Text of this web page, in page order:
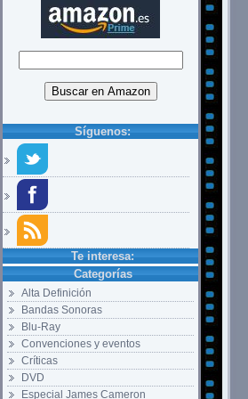
Síguenos:
Te interesa:
Categorías
Alta Definición
Bandas Sonoras
Blu-Ray
Convenciones y eventos
Críticas
DVD
Especial James Cameron